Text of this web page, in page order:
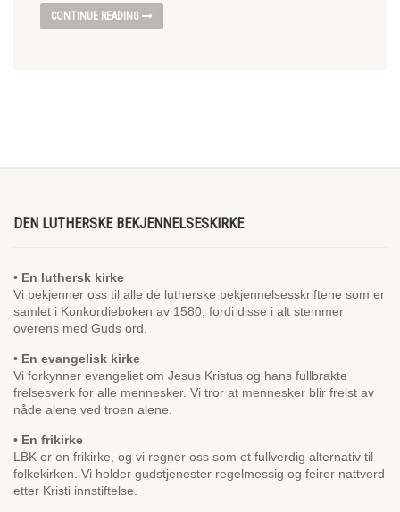
CONTINUE READING
DEN LUTHERSKE BEKJENNELSESKIRKE
• En luthersk kirke
Vi bekjenner oss til alle de lutherske bekjennelsesskriftene som er
samlet i Konkordieboken av 1580, fordi disse i alt stemmer
overens med Guds ord.
• En evangelisk kirke
Vi forkynner evangeliet om Jesus Kristus og hans fullbrakte
frelsesverk for alle mennesker. Vi tror at mennesker blir frelst av
nåde alene ved troen alene.
• En frikirke
LBK er en frikirke, og vi regner oss som et fullverdig alternativ til
folkekirken. Vi holder gudstjenester regelmessig og feirer nattverd
etter Kristi innstiftelse.